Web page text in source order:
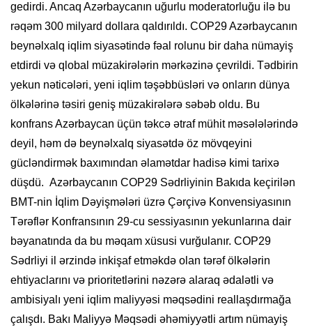
gedirdi. Ancaq Azərbaycanın uğurlu moderatorluğu ilə bu
rəqəm 300 milyard dollara qaldırıldı. COP29 Azərbaycanın
beynəlxalq iqlim siyasətində fəal rolunu bir daha nümayiş
etdirdi və qlobal müzakirələrin mərkəzinə çevrildi. Tədbirin
yekun nəticələri, yeni iqlim təşəbbüsləri və onların dünya
ölkələrinə təsiri geniş müzakirələrə səbəb oldu. Bu
konfrans Azərbaycan üçün təkcə ətraf mühit məsələlərində
deyil, həm də beynəlxalq siyasətdə öz mövqeyini
gücləndirmək baxımından əlamətdar hadisə kimi tarixə
düşdü. Azərbaycanın COP29 Sədrliyinin Bakıda keçirilən
BMT-nin İqlim Dəyişmələri üzrə Çərçivə Konvensiyasının
Tərəflər Konfransının 29-cu sessiyasının yekunlarına dair
bəyanatında da bu məqam xüsusi vurğulanır. COP29
Sədrliyi il ərzində inkişaf etməkdə olan tərəf ölkələrin
ehtiyaclarını və prioritetlərini nəzərə alaraq ədalətli və
ambisiyalı yeni iqlim maliyyəsi məqsədini reallaşdırmağa
çalışdı. Bakı Maliyyə Məqsədi əhəmiyyətli artım nümayiş